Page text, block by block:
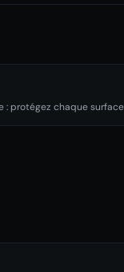
: protégez chaque